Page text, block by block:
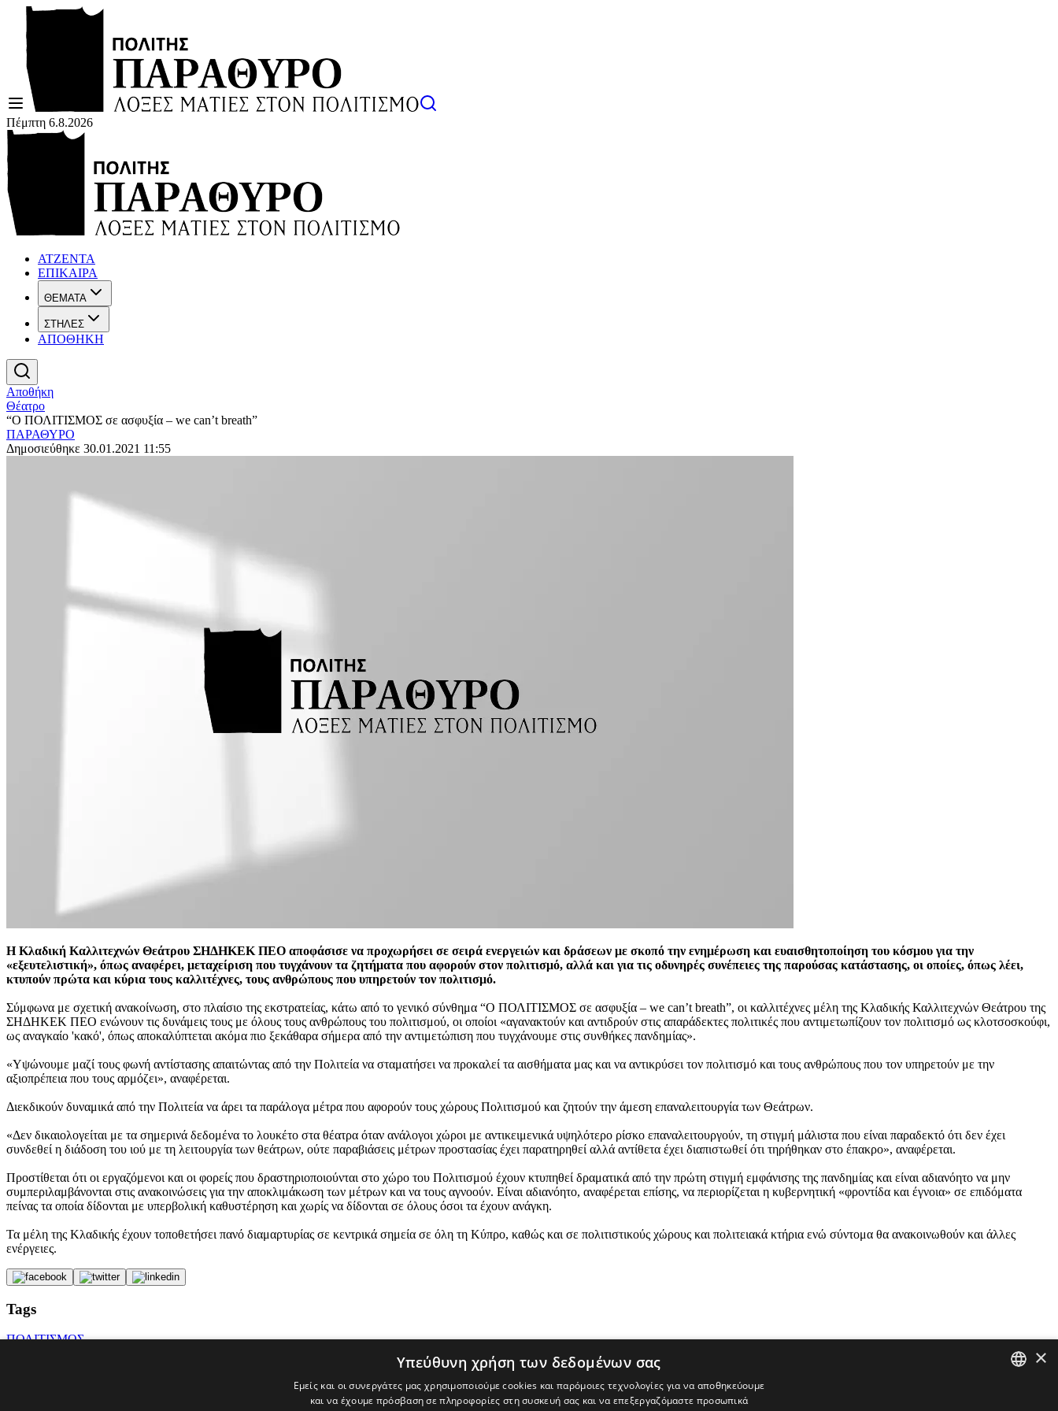
Πέμπτη 6.8.2026
ΑΤΖΕΝΤΑ
ΕΠΙΚΑΙΡΑ
ΘΕΜΑΤΑ
ΣΤΗΛΕΣ
ΑΠΟΘΗΚΗ
Αποθήκη
Θέατρο
“Ο ΠΟΛΙΤΙΣΜΟΣ σε ασφυξία – we can’t breath”
ΠΑΡΑΘΥΡΟ
Δημοσιεύθηκε 30.01.2021 11:55
Η Κλαδική Καλλιτεχνών Θεάτρου ΣΗΔΗΚΕΚ ΠΕΟ αποφάσισε να προχωρήσει σε σειρά ενεργειών και δράσεων με σκοπό την ενημέρωση και ευαισθητοποίηση του κόσμου για την
«εξευτελιστική», όπως αναφέρει, μεταχείριση που τυγχάνουν τα ζητήματα που αφορούν στον πολιτισμό, αλλά και για τις οδυνηρές συνέπειες της παρούσας κατάστασης, οι οποίες, όπως λέει,
κτυπούν πρώτα και κύρια τους καλλιτέχνες, τους ανθρώπους που υπηρετούν τον πολιτισμό.
Σύμφωνα με σχετική ανακοίνωση, στο πλαίσιο της εκστρατείας, κάτω από το γενικό σύνθημα “Ο ΠΟΛΙΤΙΣΜΟΣ σε ασφυξία – we can’t breath”, οι καλλιτέχνες μέλη της Κλαδικής Καλλιτεχνών Θεάτρου της
ΣΗΔΗΚΕΚ ΠΕΟ ενώνουν τις δυνάμεις τους με όλους τους ανθρώπους του πολιτισμού, οι οποίοι «αγανακτούν και αντιδρούν στις απαράδεκτες πολιτικές που αντιμετωπίζουν τον πολιτισμό ως κλοτσοσκούφι,
ως αναγκαίο 'κακό', όπως αποκαλύπτεται ακόμα πιο ξεκάθαρα σήμερα από την αντιμετώπιση που τυγχάνουμε στις συνθήκες πανδημίας».
«Υψώνουμε μαζί τους φωνή αντίστασης απαιτώντας από την Πολιτεία να σταματήσει να προκαλεί τα αισθήματα μας και να αντικρύσει τον πολιτισμό και τους ανθρώπους που τον υπηρετούν με την
αξιοπρέπεια που τους αρμόζει», αναφέρεται.
Διεκδικούν δυναμικά από την Πολιτεία να άρει τα παράλογα μέτρα που αφορούν τους χώρους Πολιτισμού και ζητούν την άμεση επαναλειτουργία των Θεάτρων.
«Δεν δικαιολογείται με τα σημερινά δεδομένα το λουκέτο στα θέατρα όταν ανάλογοι χώροι με αντικειμενικά υψηλότερο ρίσκο επαναλειτουργούν, τη στιγμή μάλιστα που είναι παραδεκτό ότι δεν έχει
συνδεθεί η διάδοση του ιού με τη λειτουργία των θεάτρων, ούτε παραβιάσεις μέτρων προστασίας έχει παρατηρηθεί αλλά αντίθετα έχει διαπιστωθεί ότι τηρήθηκαν στο έπακρο», αναφέρεται.
Προστίθεται ότι οι εργαζόμενοι και οι φορείς που δραστηριοποιούνται στο χώρο του Πολιτισμού έχουν κτυπηθεί δραματικά από την πρώτη στιγμή εμφάνισης της πανδημίας και είναι αδιανόητο να μην
συμπεριλαμβάνονται στις ανακοινώσεις για την αποκλιμάκωση των μέτρων και να τους αγνοούν. Είναι αδιανόητο, αναφέρεται επίσης, να περιορίζεται η κυβερνητική «φροντίδα και έγνοια» σε επιδόματα
πείνας τα οποία δίδονται με υπερβολική καθυστέρηση και χωρίς να δίδονται σε όλους όσοι τα έχουν ανάγκη.
Τα μέλη της Κλαδικής έχουν τοποθετήσει πανό διαμαρτυρίας σε κεντρικά σημεία σε όλη τη Κύπρο, καθώς και σε πολιτιστικούς χώρους και πολιτειακά κτήρια ενώ σύντομα θα ανακοινωθούν και άλλες
ενέργειες.
Tags
ΠΟΛΙΤΙΣΜΟΣ
×
Υπεύθυνη χρήση των δεδομένων σας
Εμείς και οι συνεργάτες μας χρησιμοποιούμε cookies και παρόμοιες τεχνολογίες για να αποθηκεύουμε
και να έχουμε πρόσβαση σε πληροφορίες στη συσκευή σας και να επεξεργαζόμαστε προσωπικά